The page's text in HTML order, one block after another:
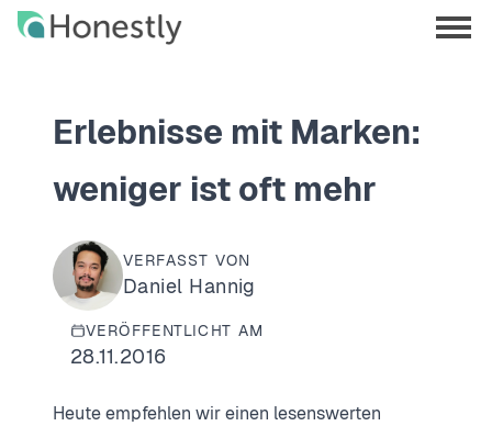
Skip
Skip
menu
Erlebnisse mit Marken:
weniger ist oft mehr
VERFASST VON
Daniel Hannig
VERÖFFENTLICHT AM
28.11.2016
Heute empfehlen wir einen lesenswerten